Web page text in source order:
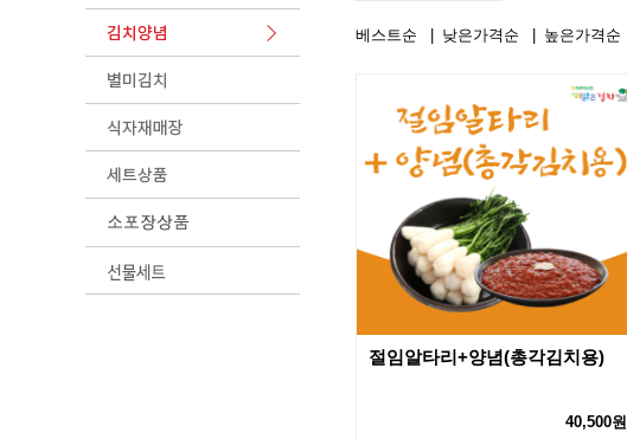
베스트순 낮은가격순 높은가격순
절임알타리+양념(총각김치용)
40,500원